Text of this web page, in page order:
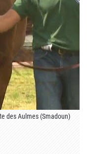
des Aulmes (Smadoun)